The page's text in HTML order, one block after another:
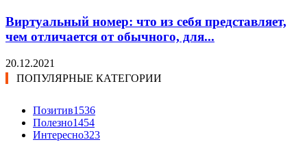
Виртуальный номер: что из себя представляет,
чем отличается от обычного, для...
20.12.2021
ПОПУЛЯРНЫЕ КАТЕГОРИИ
Позитив1536
Полезно1454
Интересно323